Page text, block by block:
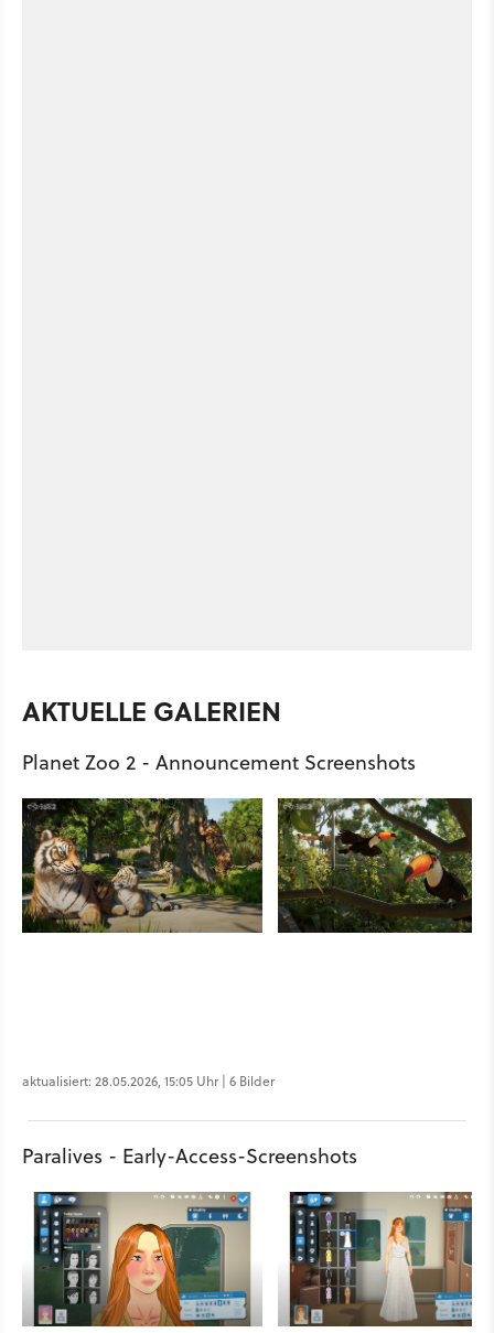
AKTUELLE GALERIEN
Planet Zoo 2 - Announcement Screenshots
aktualisiert: 28.05.2026, 15:05 Uhr | 6 Bilder
Paralives - Early-Access-Screenshots